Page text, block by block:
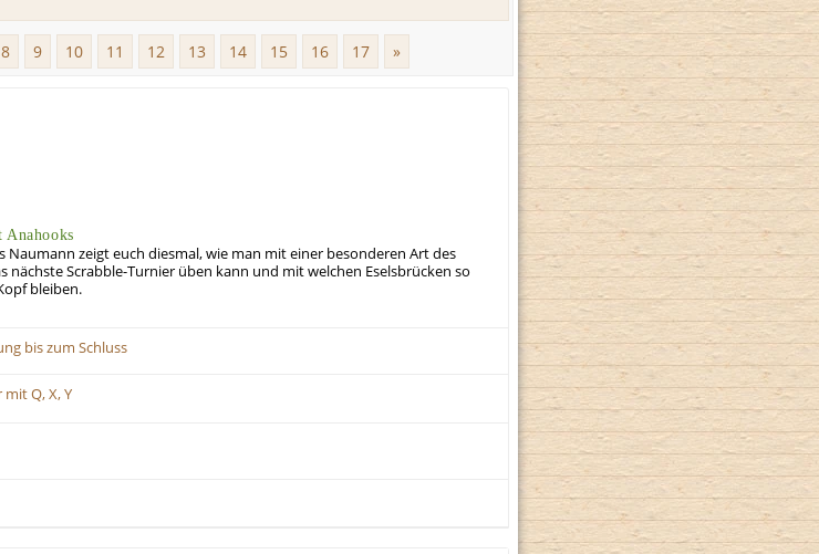
8 9 10 11 12 13 14 15 16 17 »
zeigt euch diesmal, wie man mit einer besonderen Art des
Scrabble-Turnier üben kann und mit welchen Eselsbrücken so
bleiben.
bis zum Schluss
Q, X, Y